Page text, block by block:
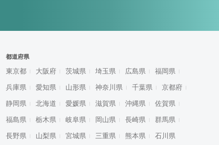
都道府県
東京都 大阪府 茨城県 埼玉県 広島県 福岡県
兵庫県 愛知県 山形県 神奈川県 千葉県 京都府
静岡県 北海道 愛媛県 滋賀県 沖縄県 佐賀県
福島県 栃木県 岐阜県 岡山県 長崎県 群馬県
長野県 山梨県 宮城県 三重県 熊本県 石川県